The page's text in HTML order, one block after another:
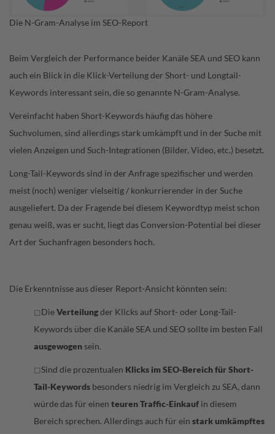
Die N-Gram-Analyse im SEO-Report
Beim Vergleich der Performance beider Kanäle SEA und SEO kann
auch ein Blick in die Klick-Verteilung der Short- und Longtail-
Keywords interessant sein, die so genannte N-Gram-Analyse.
Vereinfacht haben Short-Keywords häufig das höhere
Suchvolumen, sind allerdings stark umkämpft und in der Suche mit
vielen Anzeigen und Such-Integrationen (Bilder, Video, etc.) besetzt.
Long-Tail-Keywords sind in der Anfrage spezifischer und werden
meist (noch) weniger vielseitig / konkurrierender in der Suche
ausgeliefert. Da der Fragende bei diesem Keywordtyp meist schon
genau weiß, was er sucht, liegt das Conversion-Potential bei dieser
Art der Suchanfragen besonders hoch.
Die Erkenntnisse aus dieser Report-Ansicht könnten sein:
◻DieVerteilungder Klicks auf Short- oder Long-Tail-
Keywords über die Kanäle SEA und SEO sollte im besten Fall
ausgewogen sein.
◻Sind die prozentualen Klicks im SEO-Bereich für Short-
Tail-Keywords besonders niedrig im Vergleich zu SEA, dann
würde das für einen teuren Traffic-Einkauf in diesem
Bereich sprechen. Allerdings auch für ein stark umkämpftes